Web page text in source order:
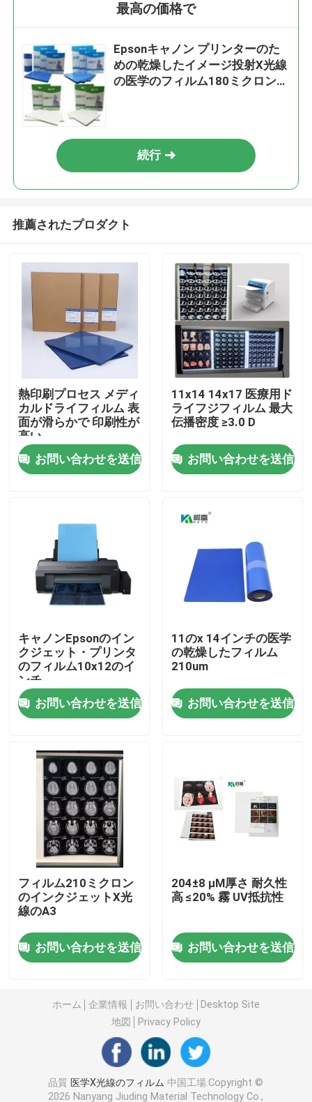
ホーム
製品
企業情報
品質管理
お問い合わせ
ニュース
すべての場合
インクジェットX光線のフィルム
レーザーX光線のフィルム
医学の乾燥したフィルム
ペットX光線のフィルム
シルク スクリーンのフィルム
rcの写真のペーパー
熱伝達のフィルム
医学の熱フィルム
最高の価格で
Epsonキャノン プリンターのた
めの乾燥したイメージ投射X光線
の医学のフィルム180ミクロンの
続行
推薦されたプロダクト
熱印刷プロセス メディ
カルドライフィルム 表
面が滑らかで 印刷性が
高い
お問い合わせを送信
11x14 14x17 医療用ド
ライフジフィルム 最大
伝播密度 ≥3.0 D
お問い合わせを送信
キャノンEpsonのイン
クジェット・プリンタ
のフィルム10x12のイ
ンチ
お問い合わせを送信
11のx 14インチの医学
の乾燥したフィルム
210um
お問い合わせを送信
フィルム210ミクロン
のインクジェットX光
線のA3
お問い合わせを送信
204±8 μM厚さ 耐久性
高 ≤20% 霧 UV抵抗性
お問い合わせを送信
ホーム 企業情報 お問い合わせ
Desktop Site
地図
Privacy Policy
品質 医学X光線のフィルム 中国工場.Copyright ©
2026 Nanyang Jiuding Material Technology Co.,